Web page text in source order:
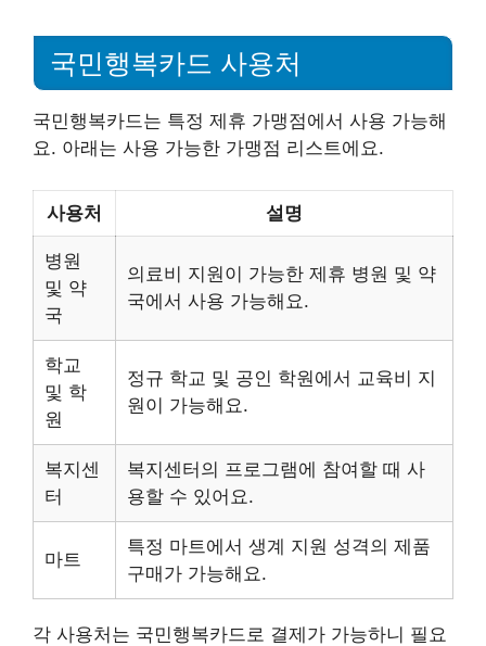
국민행복카드 사용처
국민행복카드는 특정 제휴 가맹점에서 사용 가능해
요. 아래는 사용 가능한 가맹점 리스트에요.
사용처 설명
병원
및 약
국
의료비 지원이 가능한 제휴 병원 및 약
국에서 사용 가능해요.
학교
및 학
원
정규 학교 및 공인 학원에서 교육비 지
원이 가능해요.
복지센
터
복지센터의 프로그램에 참여할 때 사
용할 수 있어요.
마트
특정 마트에서 생계 지원 성격의 제품
구매가 가능해요.
각 사용처는 국민행복카드로 결제가 가능하니 필요